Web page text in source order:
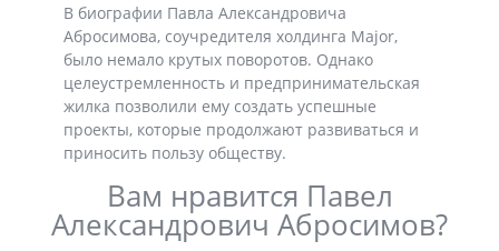
В биографии Павла Александровича
Абросимова, соучредителя холдинга Major,
было немало крутых поворотов. Однако
целеустремленность и предпринимательская
жилка позволили ему создать успешные
проекты, которые продолжают развиваться и
приносить пользу обществу.
Вам нравится Павел
Александрович Абросимов?